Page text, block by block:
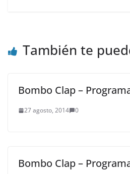
También te
Bombo Clap –
27 agosto, 2014 0
Bombo Clap –